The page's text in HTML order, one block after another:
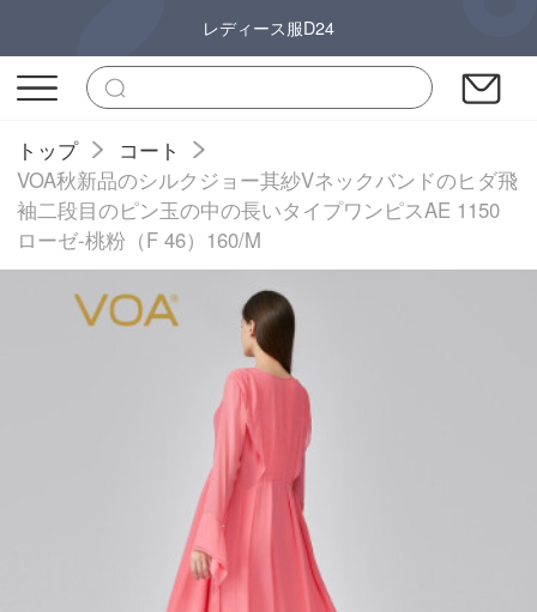
レディース服D24
トップ
コート
VOA秋新品のシルクジョー其紗Vネックバンドのヒダ飛
袖二段目のピン玉の中の長いタイプワンピスAE 1150
ローゼ-桃粉（F 46）160/M